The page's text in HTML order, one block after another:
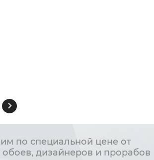
по специальной цене от
дизайнеров и прорабов